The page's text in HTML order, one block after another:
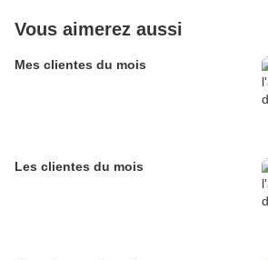
Vous aimerez aussi
Mes clientes du mois
Les clientes du mois